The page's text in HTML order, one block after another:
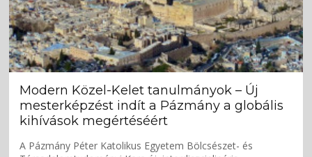
Modern Közel-Kelet tanulmányok – Új
mesterképzést indít a Pázmány a globális
kihívások megértéséért
A Pázmány Péter Katolikus Egyetem Bölcsészet- és